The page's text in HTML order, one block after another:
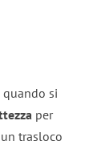
si
per
trasloco